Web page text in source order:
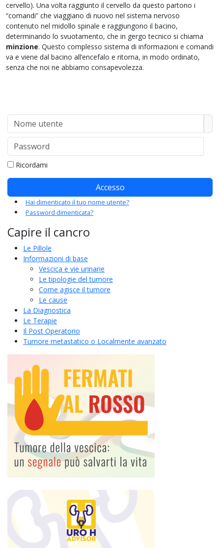
cervello). Una volta raggiunto il cervello da questo partono i
“comandi” che viaggiano di nuovo nel sistema nervoso
contenuto nel midollo spinale e raggiungono il bacino,
determinando lo svuotamento, che in gergo tecnico si chiama
minzione. Questo complesso sistema di informazioni e comandi
va e viene dal bacino all’encefalo e ritorna, in modo ordinato,
senza che noi ne abbiamo consapevolezza.
Nome utente
Password
Ricordami
Accesso
Hai dimenticato il tuo nome utente?
Password dimenticata?
Capire il cancro
Le Pillole
Informazioni di base
Vescica e vie urinarie
Le tipologie del tumore
Come agisce il tumore
Le cause
La Diagnostica
Le Terapie
Il Post Operatorio
Tumore metastatico o Localmente avanzato